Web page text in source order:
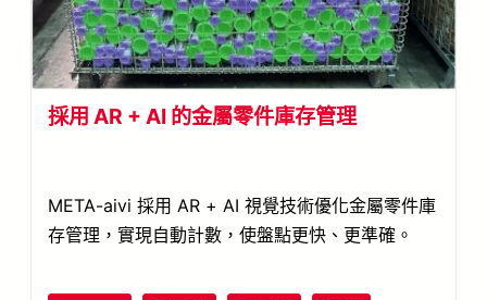
採用 AR + AI 的金屬零件庫存管理
META-aivi 採用 AR + AI 視覺技術優化金屬零件庫
存管理，實現自動計數，使盤點更快、更準確。